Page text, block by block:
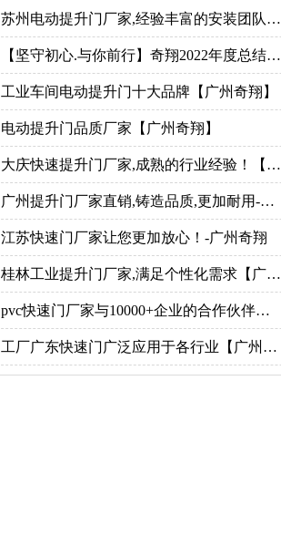
苏州电动提升门厂家,经验丰富的安装团队
【广州奇翔】
【坚守初心.与你前行】奇翔2022年度总结暨
2023年度计划
工业车间电动提升门十大品牌【广州奇翔】
电动提升门品质厂家【广州奇翔】
大庆快速提升门厂家,成熟的行业经验！【广
州奇翔】
广州提升门厂家直销,铸造品质,更加耐用-广
州奇翔
江苏快速门厂家让您更加放心！-广州奇翔
桂林工业提升门厂家,满足个性化需求【广州
奇翔】
pvc快速门厂家与10000+企业的合作伙伴！-
【广州奇翔】
工厂广东快速门广泛应用于各行业【广州奇